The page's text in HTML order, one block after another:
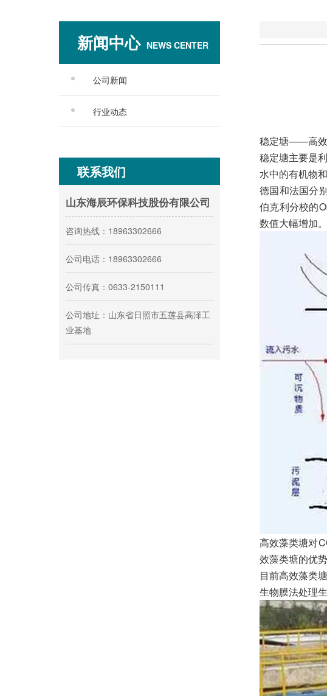
新闻中心 NEWS CENTER
公司新闻
行业动态
联系我们
山东海辰环保科技股份有限公司
咨询热线：18963302666
公司电话： 18963302666
公司传真：0633-2150111
公司地址：山东省日照市五莲县高泽工
业基地
稳定塘——高
稳定塘主要是
水中的有机物
德国和法国分
伯克利分校的
数值大幅增加。
高效藻类塘对
效藻类塘的优
目前高效藻类
生物膜法处理